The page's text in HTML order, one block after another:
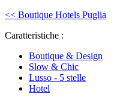
<< Boutique Hotels Puglia
Caratteristiche :
Boutique & Design
Slow & Chic
Lusso - 5 stelle
Hotel